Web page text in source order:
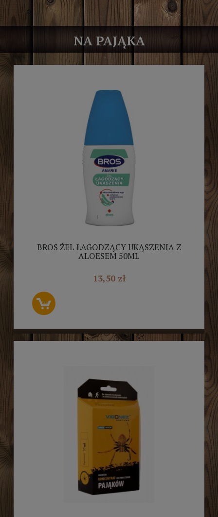
NA PAJĄKA
BROS ŻEL ŁAGODZĄCY UKĄSZENIA Z
ALOESEM 50ML
13,50 zł